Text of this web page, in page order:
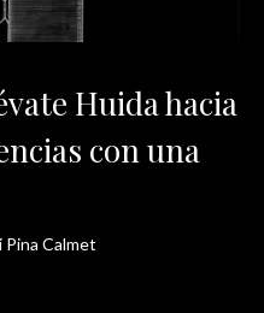
Huida hacia
con una
Calmet